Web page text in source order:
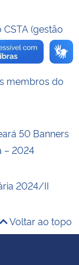
(gestão
membros do
50 Banners
– 2024
2024/II
Voltar ao topo